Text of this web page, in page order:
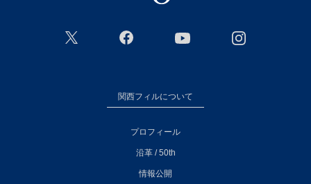
関西フィルについて
プロフィール
沿革 / 50th
情報公開